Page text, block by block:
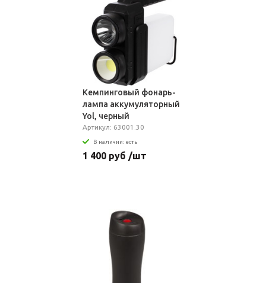
Кемпинговый фонарь-
лампа аккумуляторный
Yol, черный
Артикул: 63001.30
В наличии: есть
1 400 руб /шт